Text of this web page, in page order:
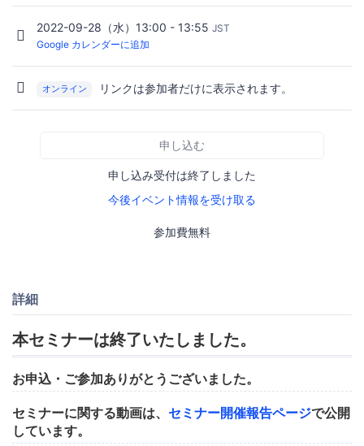
2022-09-28（水）13:00 - 13:55 JST
Google カレンダーに追加
オンライン リンクは参加者だけに表示されます。
申し込む
申し込み受付は終了しました
今後イベント情報を受け取る
参加費無料
詳細
本セミナーは終了いたしました。
お申込・ご参加ありがとうございました。
セミナーに関する動画は、 セミナー開催報告ページで公開
しています。